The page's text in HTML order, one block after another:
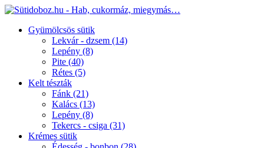
Gyümölcsös sütik
Lekvár - dzsem (14)
Lepény (8)
Pite (40)
Rétes (5)
Kelt tészták
Fánk (21)
Kalács (13)
Lepény (8)
Tekercs - csiga (31)
Krémes sütik